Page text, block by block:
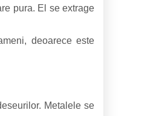
pura. El se extrage
deoarece este
Metalele se